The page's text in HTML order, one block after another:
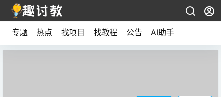
专题 热点 找项目 找教程 公告 AI助手